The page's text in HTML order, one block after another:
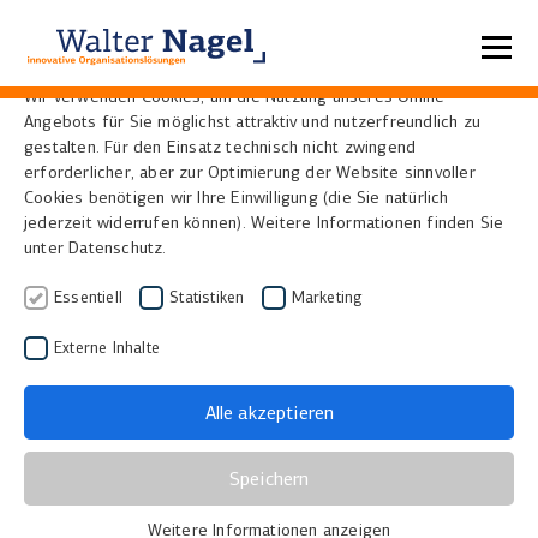
Home Lösungen Scanner
​Qidenus Smart
Buchscanner
Der Qidenus Smart Buchscanner bietet Ihnen als
Bildqualität bei maximaler Produktivität, hoher
Geschwindigkeit und einfacher Bedienbarkeit.
Speziell für Ihre individuelle Nutzung entwickelt,
ermöglicht Ihnen der Scanner jederzeit volle
Datenschutzeinstellungen
Wir verwenden Cookies, um die Nutzung unseres Online-
Angebots für Sie möglichst attraktiv und nutzerfreundlich zu
gestalten. Für den Einsatz technisch nicht zwingend
erforderlicher, aber zur Optimierung der Website sinnvoller
Cookies benötigen wir Ihre Einwilligung (die Sie natürlich
jederzeit widerrufen können). Weitere Informationen finden Sie
unter Datenschutz.
Essentiell Statistiken Marketing
Externe Inhalte
Alle akzeptieren
Speichern
Weitere Informationen anzeigen